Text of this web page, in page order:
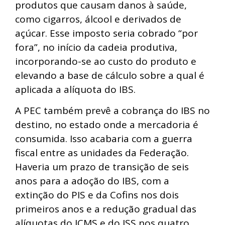
produtos que causam danos à saúde,
como cigarros, álcool e derivados de
açúcar. Esse imposto seria cobrado “por
fora”, no início da cadeia produtiva,
incorporando-se ao custo do produto e
elevando a base de cálculo sobre a qual é
aplicada a alíquota do IBS.
A PEC também prevê a cobrança do IBS no
destino, no estado onde a mercadoria é
consumida. Isso acabaria com a guerra
fiscal entre as unidades da Federação.
Haveria um prazo de transição de seis
anos para a adoção do IBS, com a
extinção do PIS e da Cofins nos dois
primeiros anos e a redução gradual das